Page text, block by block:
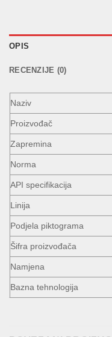
OPIS
RECENZIJE (0)
Naziv
Proizvođač
Zapremina
Norma
API specifikacija
Linija
Podjela piktograma
Šifra proizvođača
Namjena
Bazna tehnologija